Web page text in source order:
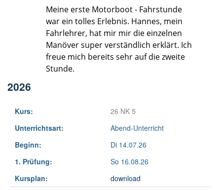
2026
Kurs:
26 NK 5
Unterrichtsart:
Abend-Unterricht
Beginn:
Di 14.07.26
1. Prüfung:
So 16.08.26
Kursplan:
download